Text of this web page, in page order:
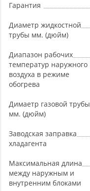
Гарантия
Диаметр жидкостной
трубы мм. (дюйм)
Диапазон рабочих
температур наружного
воздуха в режиме
обогрева
Димаетр газовой трубы
мм. (дюйм)
Заводская заправка
хладагента
Максимальная длина
между наружным и
внутренним блоками